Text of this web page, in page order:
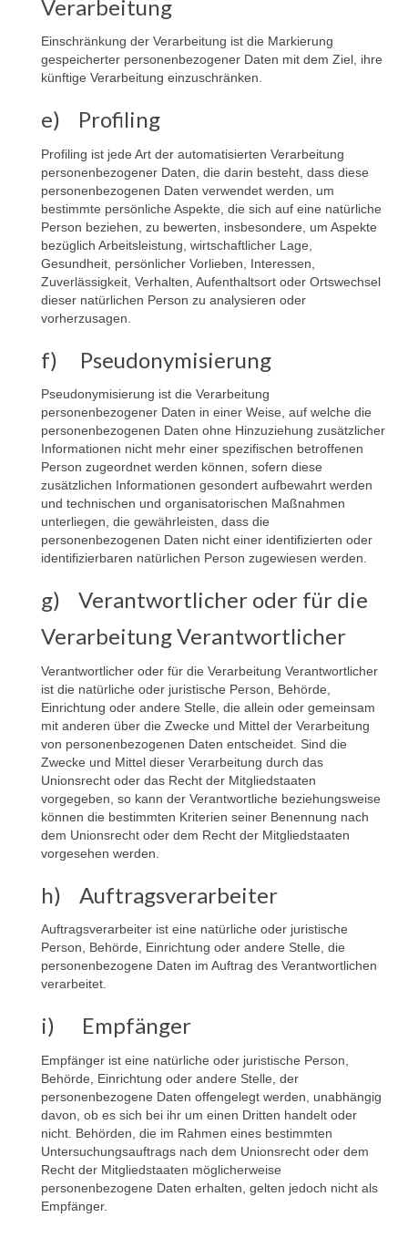
Verarbeitung
Einschränkung der Verarbeitung ist die Markierung
gespeicherter personenbezogener Daten mit dem Ziel, ihre
künftige Verarbeitung einzuschränken.
e) Profiling
Profiling ist jede Art der automatisierten Verarbeitung
personenbezogener Daten, die darin besteht, dass diese
personenbezogenen Daten verwendet werden, um
bestimmte persönliche Aspekte, die sich auf eine natürliche
Person beziehen, zu bewerten, insbesondere, um Aspekte
bezüglich Arbeitsleistung, wirtschaftlicher Lage,
Gesundheit, persönlicher Vorlieben, Interessen,
Zuverlässigkeit, Verhalten, Aufenthaltsort oder Ortswechsel
dieser natürlichen Person zu analysieren oder
vorherzusagen.
f) Pseudonymisierung
Pseudonymisierung ist die Verarbeitung
personenbezogener Daten in einer Weise, auf welche die
personenbezogenen Daten ohne Hinzuziehung zusätzlicher
Informationen nicht mehr einer spezifischen betroffenen
Person zugeordnet werden können, sofern diese
zusätzlichen Informationen gesondert aufbewahrt werden
und technischen und organisatorischen Maßnahmen
unterliegen, die gewährleisten, dass die
personenbezogenen Daten nicht einer identifizierten oder
identifizierbaren natürlichen Person zugewiesen werden.
g) Verantwortlicher oder für die
Verarbeitung Verantwortlicher
Verantwortlicher oder für die Verarbeitung Verantwortlicher
ist die natürliche oder juristische Person, Behörde,
Einrichtung oder andere Stelle, die allein oder gemeinsam
mit anderen über die Zwecke und Mittel der Verarbeitung
von personenbezogenen Daten entscheidet. Sind die
Zwecke und Mittel dieser Verarbeitung durch das
Unionsrecht oder das Recht der Mitgliedstaaten
vorgegeben, so kann der Verantwortliche beziehungsweise
können die bestimmten Kriterien seiner Benennung nach
dem Unionsrecht oder dem Recht der Mitgliedstaaten
vorgesehen werden.
h) Auftragsverarbeiter
Auftragsverarbeiter ist eine natürliche oder juristische
Person, Behörde, Einrichtung oder andere Stelle, die
personenbezogene Daten im Auftrag des Verantwortlichen
verarbeitet.
i) Empfänger
Empfänger ist eine natürliche oder juristische Person,
Behörde, Einrichtung oder andere Stelle, der
personenbezogene Daten offengelegt werden, unabhängig
davon, ob es sich bei ihr um einen Dritten handelt oder
nicht. Behörden, die im Rahmen eines bestimmten
Untersuchungsauftrags nach dem Unionsrecht oder dem
Recht der Mitgliedstaaten möglicherweise
personenbezogene Daten erhalten, gelten jedoch nicht als
Empfänger.